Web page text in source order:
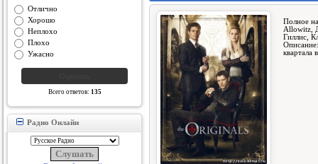
Отлично
Хорошо
Неплохо
Плохо
Ужасно
Всего ответов: 135
Радио Онлайн
Полное
Allowitz,
Гиллис,
квартала